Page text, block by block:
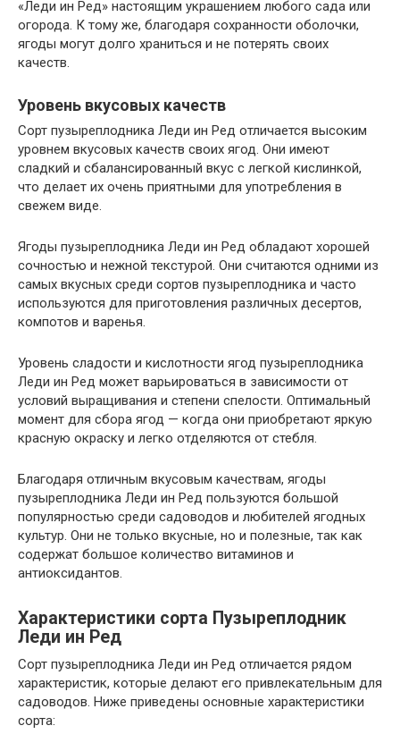
«Леди ин Ред» настоящим украшением любого сада или
огорода. К тому же, благодаря сохранности оболочки,
ягоды могут долго храниться и не потерять своих
качеств.
Уровень вкусовых качеств
Сорт пузыреплодника Леди ин Ред отличается высоким
уровнем вкусовых качеств своих ягод. Они имеют
сладкий и сбалансированный вкус с легкой кислинкой,
что делает их очень приятными для употребления в
свежем виде.
Ягоды пузыреплодника Леди ин Ред обладают хорошей
сочностью и нежной текстурой. Они считаются одними из
самых вкусных среди сортов пузыреплодника и часто
используются для приготовления различных десертов,
компотов и варенья.
Уровень сладости и кислотности ягод пузыреплодника
Леди ин Ред может варьироваться в зависимости от
условий выращивания и степени спелости. Оптимальный
момент для сбора ягод — когда они приобретают яркую
красную окраску и легко отделяются от стебля.
Благодаря отличным вкусовым качествам, ягоды
пузыреплодника Леди ин Ред пользуются большой
популярностью среди садоводов и любителей ягодных
культур. Они не только вкусные, но и полезные, так как
содержат большое количество витаминов и
антиоксидантов.
Характеристики сорта Пузыреплодник
Леди ин Ред
Сорт пузыреплодника Леди ин Ред отличается рядом
характеристик, которые делают его привлекательным для
садоводов. Ниже приведены основные характеристики
сорта: